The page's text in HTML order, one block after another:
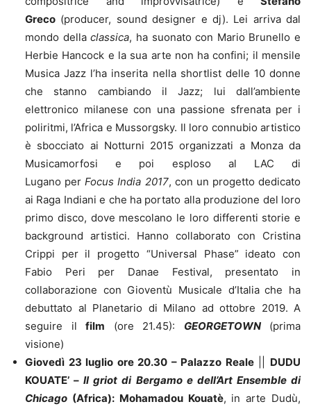
Greco (producer, sound designer e dj). Lei arriva dal
mondo dellaclassica, ha suonato con Mario Brunello e
Herbie Hancock e la sua arte non ha confini; il mensile
Musica Jazz l’ha inserita nella shortlist delle 10 donne
che stanno cambiando il Jazz; lui dall’ambiente
elettronico milanese con una passione sfrenata per i
poliritmi, l’Africa e Mussorgsky. Il loro connubio artistico
è sbocciato ai Notturni 2015 organizzati a Monza da
Musicamorfosi e poi esploso al LAC di
Lugano perFocus India 2017, con un progetto dedicato
ai Raga Indiani e che ha portato alla produzione del loro
primo disco, dove mescolano le loro differenti storie e
background artistici. Hanno collaborato con Cristina
Crippi per il progetto “Universal Phase” ideato con
Fabio Peri per Danae Festival, presentato in
collaborazione con Gioventù Musicale d’Italia che ha
debuttato al Planetario di Milano ad ottobre 2019. A
seguire il film (ore 21.45): GEORGETOWN
(prima
visione)
Giovedì 23 luglio ore 20.30 – Palazzo Reale|| DUDU
KOUATE’ –Il griot di Bergamo e dell’Art Ensemble di
Chicago (Africa): Mohamadou Kouatè, in arte Dudù,